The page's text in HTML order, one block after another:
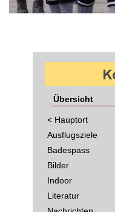
Übersicht
< Hauptort
Ausflugsziele
Badespass
Bilder
Indoor
Literatur